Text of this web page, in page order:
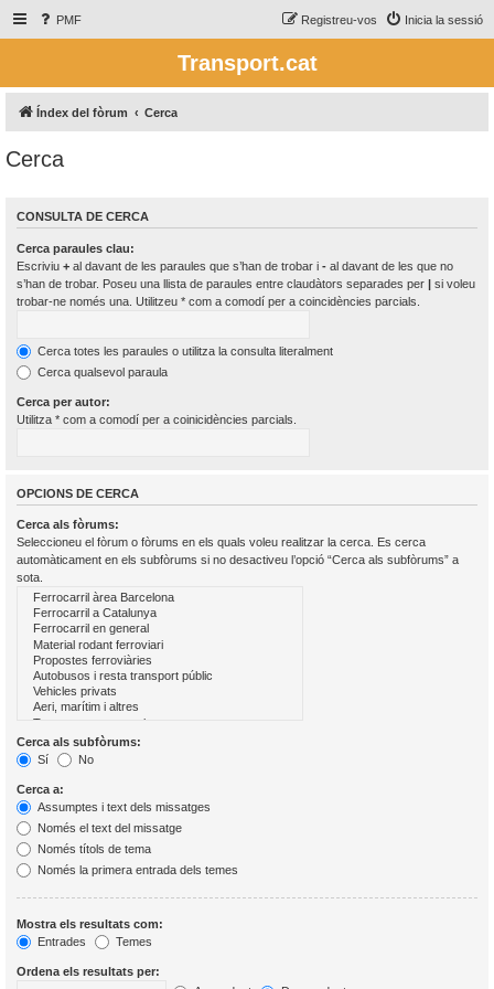
PMF Inicia la sessió
Registreu-vos
Transport.cat
Índex del fòrum Cerca
Cerca
CONSULTA DE CERCA
Cerca paraules clau:
Escriviu + al davant de les paraules que s’han de trobar i - al davant de les que no
s’han de trobar. Poseu una llista de paraules entre claudàtors separades per | si voleu
trobar-ne només una. Utilitzeu * com a comodí per a coincidències parcials.
Cerca totes les paraules o utilitza la consulta literalment
Cerca qualsevol paraula
Cerca per autor:
Utilitza * com a comodí per a coinicidències parcials.
OPCIONS DE CERCA
Cerca als fòrums:
Seleccioneu el fòrum o fòrums en els quals voleu realitzar la cerca. Es cerca
automàticament en els subfòrums si no desactiveu l’opció “Cerca als subfòrums” a
sota.
Cerca als subfòrums:
Sí
No
Cerca a:
Assumptes i text dels missatges
Només el text del missatge
Només títols de tema
Només la primera entrada dels temes
Mostra els resultats com:
Entrades
Temes
Ordena els resultats per: